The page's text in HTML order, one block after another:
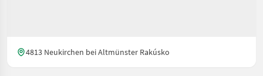
4813 Neukirchen bei Altmünster Rakúsko